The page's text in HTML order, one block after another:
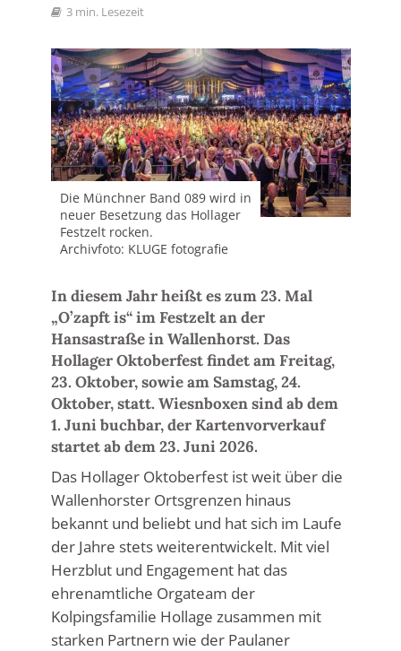
3 min. Lesezeit
Die Münchner Band 089 wird in
neuer Besetzung das Hollager
Festzelt rocken.
Archivfoto: KLUGE fotografie
In diesem Jahr heißt es zum 23. Mal
„O’zapft is“ im Festzelt an der
Hansastraße in Wallenhorst. Das
Hollager Oktoberfest findet am Freitag,
23. Oktober, sowie am Samstag, 24.
Oktober, statt. Wiesnboxen sind ab dem
1. Juni buchbar, der Kartenvorverkauf
startet ab dem 23. Juni 2026.
Das Hollager Oktoberfest ist weit über die
Wallenhorster Ortsgrenzen hinaus
bekannt und beliebt und hat sich im Laufe
der Jahre stets weiterentwickelt. Mit viel
Herzblut und Engagement hat das
ehrenamtliche Orgateam der
Kolpingsfamilie Hollage zusammen mit
starken Partnern wie der Paulaner